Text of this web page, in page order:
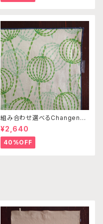
組み合わせ選べるChangenab
leエプロン ※前部分のみ エ
ンゼルフィッシュグリーン×ネイ
ビー （※本体部分は別売りで
す）
¥2,640
40%OFF